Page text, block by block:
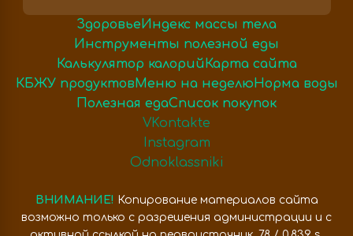
Здоровье Индекс массы тела
Инструменты полезной еды
Калькулятор калорий Карта сайта
КБЖУ продуктов Меню на неделю Норма воды
Полезная едаСписок покупок
VKontakte
Instagram
Odnoklassniki
ВНИМАНИЕ! Копирование материалов сайта
возможно только с разрешения администрации и с